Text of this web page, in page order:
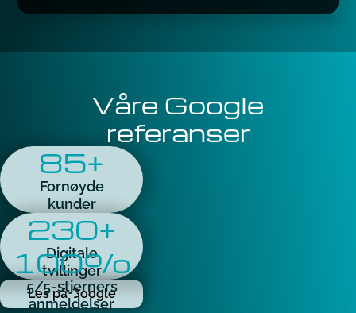
Våre Google
referanser
85+
Fornøyde
kunder
230+
Digitale
tvillinger
100%
5/5-stjerners
anmeldelser
Les på Google